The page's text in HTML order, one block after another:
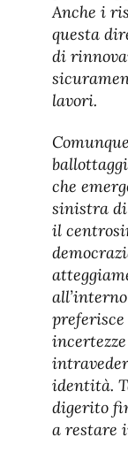
Anche i
questa
di
lavori.
che
sinistra
il
identità.
digerito
a restare